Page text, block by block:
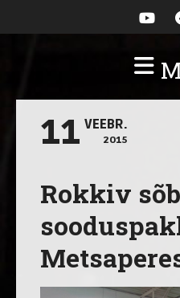
11 VEEBR.
2015
Rokkiv